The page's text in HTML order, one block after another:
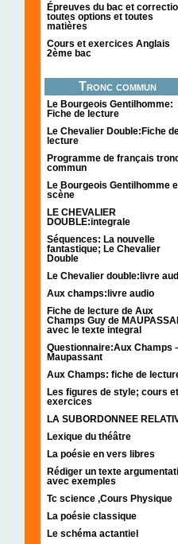
Épreuves du bac et
toutes options et toutes
matières
Cours et exercices Anglais
2ème bac
Tronc commun
Le Bourgeois Gentilhomme:
Fiche de lecture
Le Chevalier Double:Fiche
lecture
Programme de français
commun
Le Bourgeois Gentilhomme
scène
LE CHEVALIER
DOUBLE:integrale
Séquences: La nouvelle
fantastique; Le Chevalier
Double
Le Chevalier double:livre
Aux champs:livre audio
Fiche de lecture de Aux
Champs Guy de
avec le texte integral
Questionnaire:Aux Champs
Maupassant
Aux Champs: fiche de
Les figures de style; cours et
exercices
LA SUBORDONNEE
Lexique du théâtre
La poésie en vers libres
Rédiger un texte
avec exemples
Tc science ,Cours Physique
La poésie classique
Le schéma actantiel